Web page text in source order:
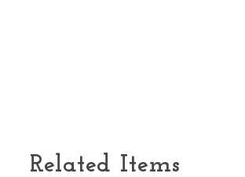
Related Items